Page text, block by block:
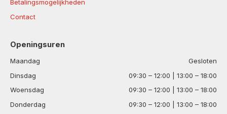
Betalingsmogelijkheden
Contact
Openingsuren
Maandag
Gesloten
Dinsdag
09:30 – 12:00 | 13:00 – 18:00
Woensdag
09:30 – 12:00 | 13:00 – 18:00
Donderdag
09:30 – 12:00 | 13:00 – 18:00